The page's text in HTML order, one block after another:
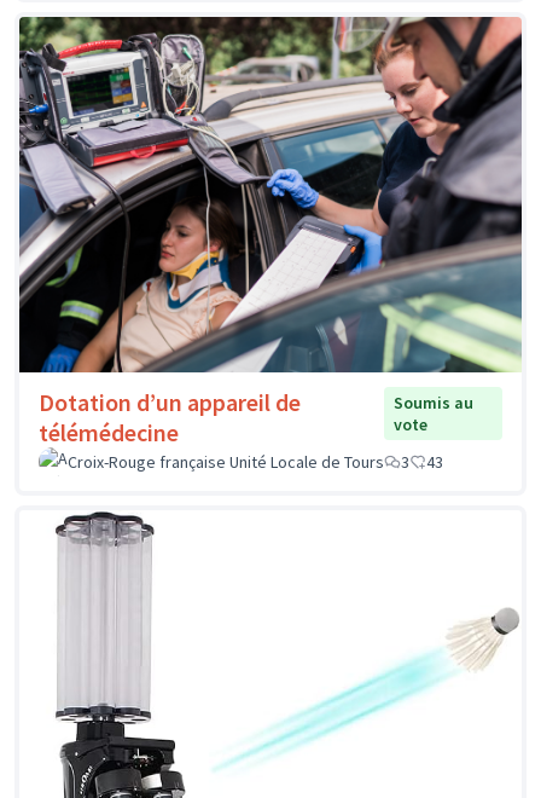
Dotation d’un appareil de
télémédecine
Soumis au
vote
Croix-Rouge française Unité Locale de Tours
3 43